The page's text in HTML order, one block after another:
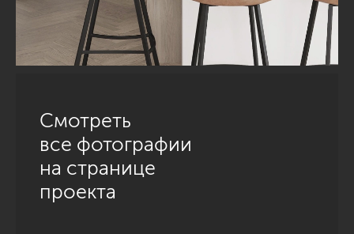
Смотреть
все фотографии
на странице
проекта